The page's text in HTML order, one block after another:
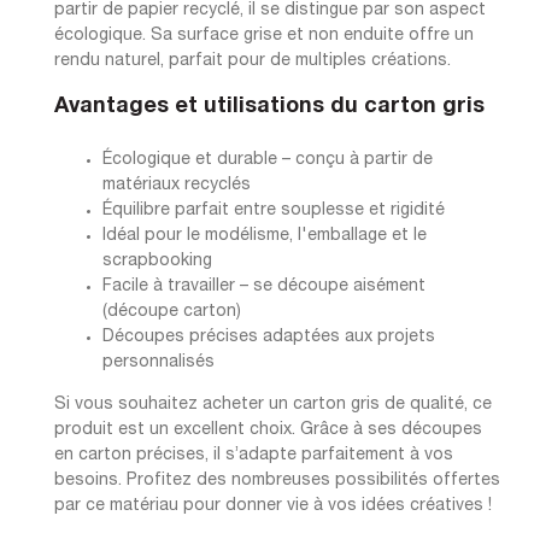
partir de papier recyclé, il se distingue par son aspect
écologique. Sa surface grise et non enduite offre un
rendu naturel, parfait pour de multiples créations.
Avantages et utilisations du carton gris
Écologique et durable – conçu à partir de
matériaux recyclés
Équilibre parfait entre souplesse et rigidité
Idéal pour le modélisme, l'emballage et le
scrapbooking
Facile à travailler – se découpe aisément
(découpe carton)
Découpes précises adaptées aux projets
personnalisés
Si vous souhaitez acheter un carton gris de qualité, ce
produit est un excellent choix. Grâce à ses découpes
en carton précises, il s’adapte parfaitement à vos
besoins. Profitez des nombreuses possibilités offertes
par ce matériau pour donner vie à vos idées créatives !